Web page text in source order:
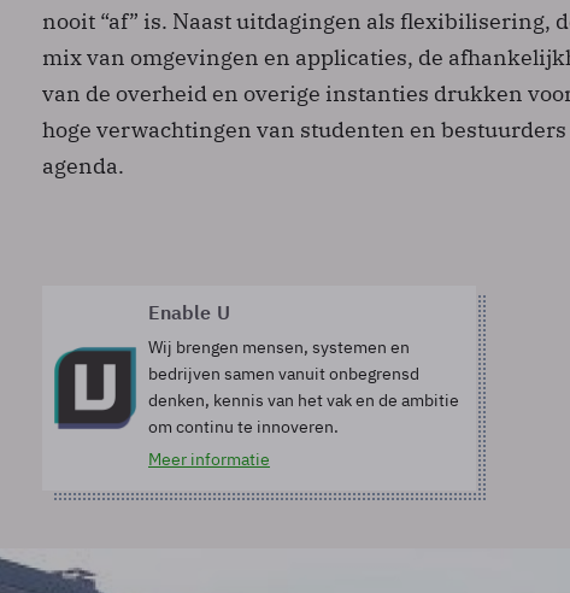
nooit “af” is. Naast uitdagingen als flexibilisering,
mix van omgevingen en applicaties, de
van de overheid en overige instanties drukken
hoge verwachtingen van studenten en bestuurders
agenda.
Enable U
Wij brengen mensen, systemen en
bedrijven samen vanuit onbegrensd
denken, kennis van het vak en de ambitie
om continu te innoveren.
Meer informatie